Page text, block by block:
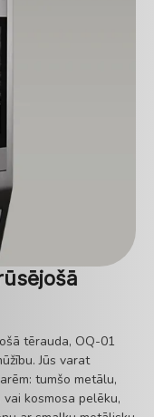
tērauda, ​​OQ-01
Jūs varat
tumšo metālu,
kosmosa pelēku,